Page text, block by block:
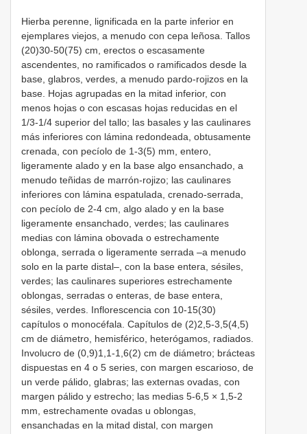
Hierba perenne, lignificada en la parte inferior en
ejemplares viejos, a menudo con cepa leñosa. Tallos
(20)30-50(75) cm, erectos o escasamente
ascendentes, no ramificados o ramificados desde la
base, glabros, verdes, a menudo pardo-rojizos en la
base. Hojas agrupadas en la mitad inferior, con
menos hojas o con escasas hojas reducidas en el
1/3-1/4 superior del tallo; las basales y las caulinares
más inferiores con lámina redondeada, obtusamente
crenada, con pecíolo de 1-3(5) mm, entero,
ligeramente alado y en la base algo ensanchado, a
menudo teñidas de marrón-rojizo; las caulinares
inferiores con lámina espatulada, crenado-serrada,
con pecíolo de 2-4 cm, algo alado y en la base
ligeramente ensanchado, verdes; las caulinares
medias con lámina obovada o estrechamente
oblonga, serrada o ligeramente serrada –a menudo
solo en la parte distal–, con la base entera, sésiles,
verdes; las caulinares superiores estrechamente
oblongas, serradas o enteras, de base entera,
sésiles, verdes. Inflorescencia con 10-15(30)
capítulos o monocéfala. Capítulos de (2)2,5-3,5(4,5)
cm de diámetro, hemisférico, heterógamos, radiados.
Involucro de (0,9)1,1-1,6(2) cm de diámetro; brácteas
dispuestas en 4 o 5 series, con margen escarioso, de
un verde pálido, glabras; las externas ovadas, con
margen pálido y estrecho; las medias 5-6,5 × 1,5-2
mm, estrechamente ovadas u oblongas,
ensanchadas en la mitad distal, con margen